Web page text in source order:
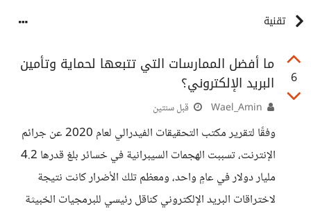
تقنية
6
ما أفضل الممارسات التي تتبعها لحماية وتأمين
البريد الإلكتروني؟
قبل سنتين
وفقًا لتقرير مكتب التحقيقات الفيدرالي لعام 2020 عن جرائم
الإنترنت، تسببت الهجمات السيبرانية في خسائر بلغ قدرها 4.2
مليار دولار في عامٍ واحد، ومعظم تلك الأضرار كانت نتيجة
لاختراقات البريد الإلكتروني كناقل رئيسي للبرمجيات الخبيثة